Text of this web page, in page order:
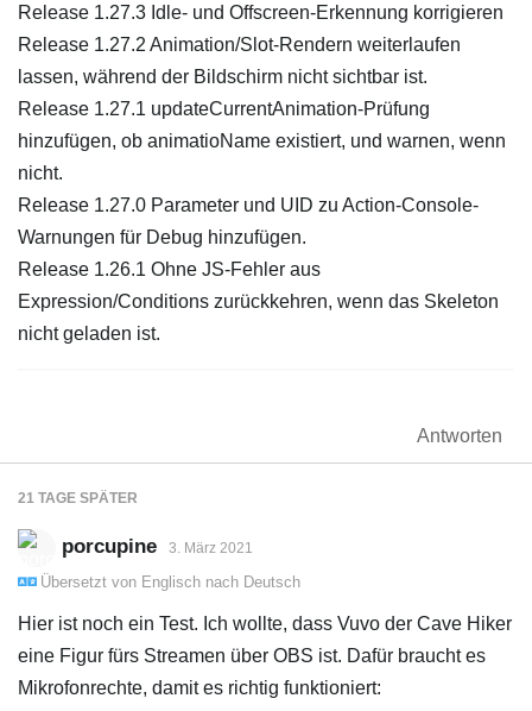
Release 1.27.3 Idle- und Offscreen-Erkennung korrigieren
Release 1.27.2 Animation/Slot-Rendern weiterlaufen
lassen, während der Bildschirm nicht sichtbar ist.
Release 1.27.1 updateCurrentAnimation-Prüfung
hinzufügen, ob animatioName existiert, und warnen, wenn
nicht.
Release 1.27.0 Parameter und UID zu Action-Console-
Warnungen für Debug hinzufügen.
Release 1.26.1 Ohne JS-Fehler aus
Expression/Conditions zurückkehren, wenn das Skeleton
nicht geladen ist.
Antworten
21 TAGE SPÄTER
porcupine 3. März 2021
Übersetzt von Englisch nach Deutsch
Hier ist noch ein Test. Ich wollte, dass Vuvo der Cave Hiker
eine Figur fürs Streamen über OBS ist. Dafür braucht es
Mikrofonrechte, damit es richtig funktioniert: